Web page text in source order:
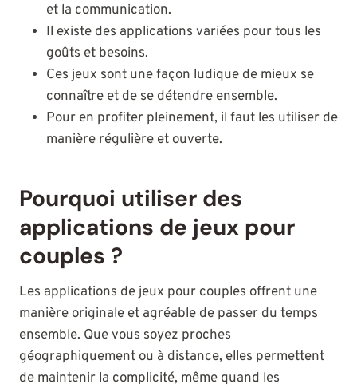
et la communication.
Il existe des applications variées pour tous les
goûts et besoins.
Ces jeux sont une façon ludique de mieux se
connaître et de se détendre ensemble.
Pour en profiter pleinement, il faut les utiliser de
manière régulière et ouverte.
Pourquoi utiliser des
applications de jeux pour
couples ?
Les applications de jeux pour couples offrent une
manière originale et agréable de passer du temps
ensemble. Que vous soyez proches
géographiquement ou à distance, elles permettent
de maintenir la complicité, même quand les